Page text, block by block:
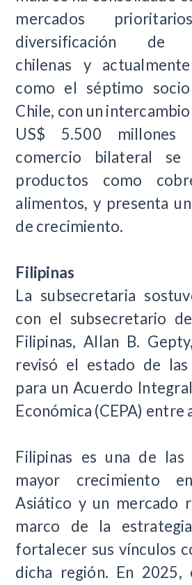
mercados
diversificación de
chilenas y
como el séptimo
Chile, con un
US$ 5.500
comercio bilateral se
productos como
alimentos, y presenta
de crecimiento.
Filipinas
La subsecretaria
con el subsecretario
Filipinas, Allan B.
revisó el estado de las
para un Acuerdo
Económica (CEPA) entre
Filipinas es una de las
mayor crecimiento
Asiático y un mercado
marco de la
fortalecer sus vínculos
dicha región. En 2025,